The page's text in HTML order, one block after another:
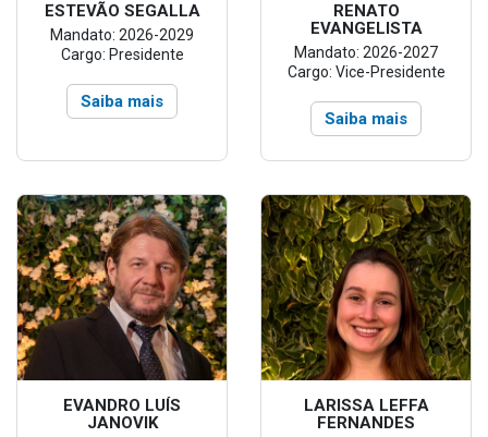
ESTEVÃO SEGALLA
Mandato: 2026-2029
Cargo: Presidente
Saiba mais
RENATO
EVANGELISTA
Mandato: 2026-2027
Cargo: Vice-Presidente
Saiba mais
EVANDRO LUÍS
JANOVIK
LARISSA LEFFA
FERNANDES